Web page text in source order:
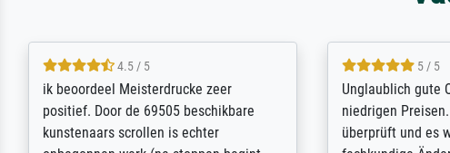
5 / 5
Die Zufriedenheit ist auch nicht dadurch
getrübt, dass das Bild entgegen einer
angegebenen Lieferanschrift (sollte
5 / 5
Excellent / Highly
selection,
were easy,